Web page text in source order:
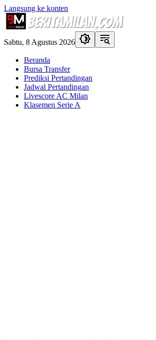
Langsung ke konten
Sabtu, 8 Agustus 2026
Beranda
Bursa Transfer
Prediksi Pertandingan
Jadwal Pertandingan
Livescore AC Milan
Klasemen Serie A